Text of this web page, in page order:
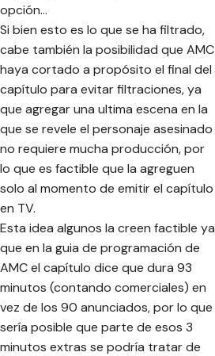
opción…
Si bien esto es lo que se ha filtrado,
cabe también la posibilidad que AMC
haya cortado a propósito el final del
capítulo para evitar filtraciones, ya
que agregar una ultima escena en la
que se revele el personaje asesinado
no requiere mucha producción, por
lo que es factible que la agreguen
solo al momento de emitir el capítulo
en TV.
Esta idea algunos la creen factible ya
que en la guia de programación de
AMC el capítulo dice que dura 93
minutos (contando comerciales) en
vez de los 90 anunciados, por lo que
sería posible que parte de esos 3
minutos extras se podría tratar de